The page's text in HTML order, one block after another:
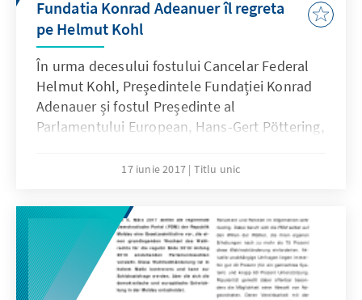
Fundatia Konrad Adeanuer îl regreta
pe Helmut Kohl
În urma decesului fostului Cancelar Federal
Helmut Kohl, Președintele Fundației Konrad
Adenauer și fostul Președinte al
Parlamentului European, Hans-Gert Pöttering,
17 iunie 2017 Titlu unic